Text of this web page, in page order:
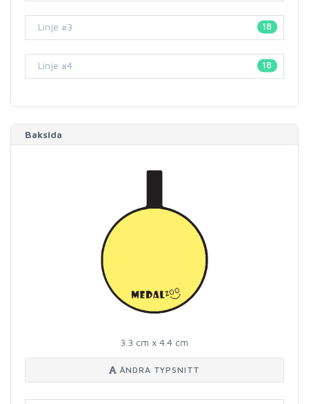
18
18
Baksida
3.3 cm x 4.4 cm
ÄNDRA TYPSNITT